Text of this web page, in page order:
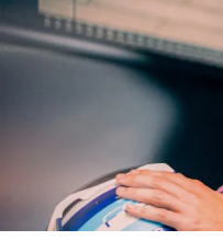
Contaduría General y la
Contrataciones, áreas
técnico, jurídico y
administración
En los fundamentos de
complejidad y
necesario un estudio